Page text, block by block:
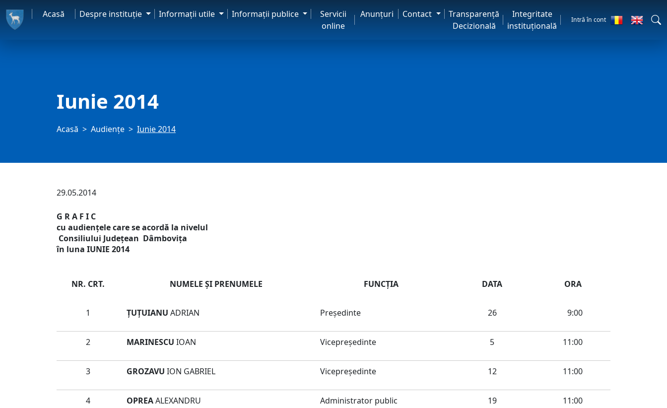
Acasă Despre instituţie Informaţii utile Informaţii publice
Servicii
online
Anunţuri Contact
Transparență
Decizională
Integritate
instituțională
Intră în cont
Iunie 2014
Acasă Audienţe Iunie 2014
29.05.2014
G R A F I C
cu audienţele care se acordă la nivelul
Consiliului Judeţean Dâmboviţa
în luna IUNIE 2014
NR. CRT. NUMELE ŞI PRENUMELE FUNCŢIA DATA ORA
1 ȚUȚUIANU ADRIAN Preşedinte 26 9:00
2 MARINESCU IOAN Vicepreședinte 5 11:00
3 GROZAVU ION GABRIEL Vicepreședinte 12 11:00
4 OPREAALEXANDRU Administrator public 19 11:00